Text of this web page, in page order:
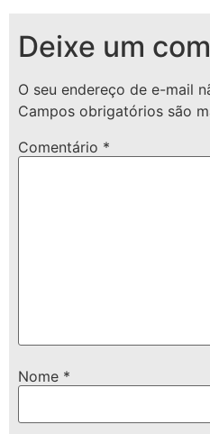
Deixe um
O seu endereço de e-mail
Campos obrigatórios são
Comentário *
Nome *